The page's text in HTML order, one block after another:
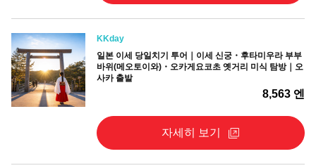
KKday
일본 이세 당일치기 투어｜이세 신궁・후타미우라 부부
바위(메오토이와)・오카게요코초 옛거리 미식 탐방｜오
사카 출발
8,563 엔
자세히 보기